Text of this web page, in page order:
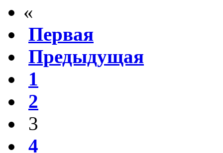
«
Первая
Предыдущая
1
2
3
4